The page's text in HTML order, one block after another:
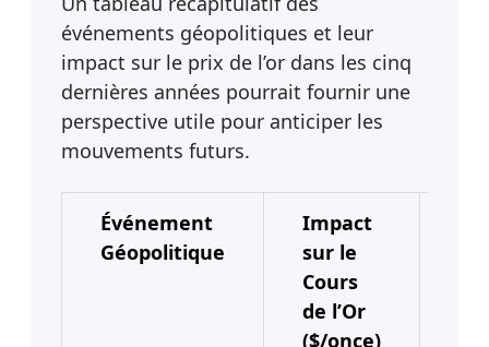
événements géopolitiques et leur
impact sur le prix de l’or dans les cinq
dernières années pourrait fournir une
perspective utile pour anticiper les
mouvements futurs.
Événement
Géopolitique
Impact
sur le
Cours
de l’Or
($/once)